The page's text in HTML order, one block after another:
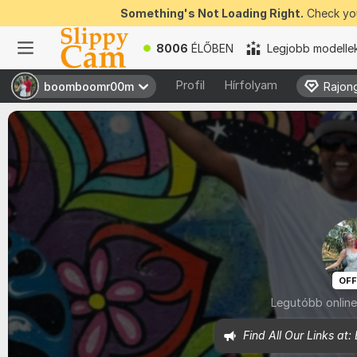
Something's Not Loading Right. Check
8006 ÉLŐBEN Legjobb
boomboomr00m Profil Hírfolyam
boomboomr00m
Legutóbb
Find All Our Links at: